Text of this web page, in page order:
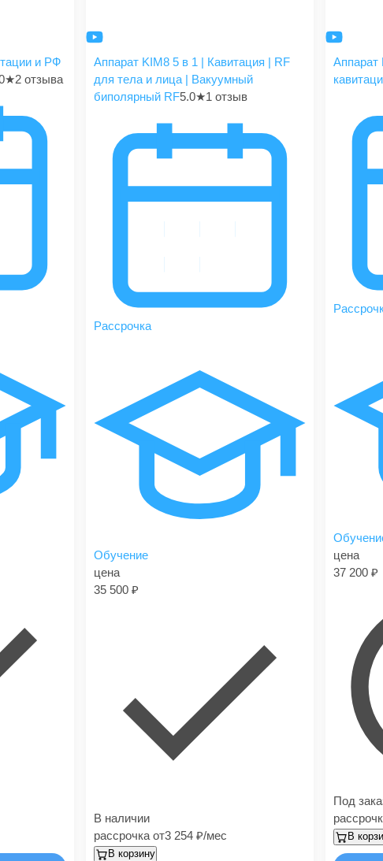
и РФ
★2 отзыва
Аппарат KIM8 5 в 1 | Кавитация | RF
для тела и лица | Вакуумный
биполярный RF5.0★1 отзыв
Рассрочка
Обучение
цена
35 500
В наличии
рассрочка от3 254 /мес
В корзину
Аппарат
цена
37 200
Под
В